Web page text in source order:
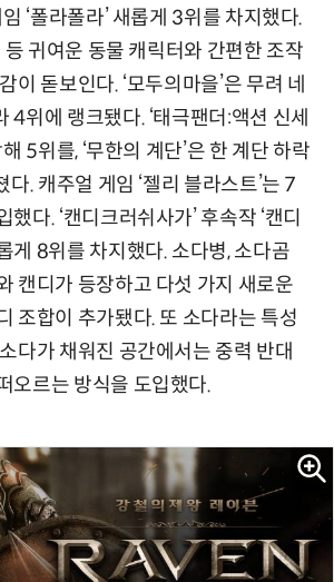
‘폴라폴라’ 새롭게 3위를 차지했다.
등 귀여운 동물 캐릭터와 간편한 조작
이 돋보인다. ‘모두의마을’은 무려 네
4위에 랭크됐다. ‘태극팬더:액션 신세
5위를, ‘무한의 계단’은 한 계단 하락
. 캐주얼 게임 ‘젤리 블라스트’는 7
다. ‘캔디크러쉬사가’ 후속작 ‘캔디
게 8위를 차지했다. 소다병, 소다곰
캔디가 등장하고 다섯 가지 새로운
조합이 추가됐다. 또 소다라는 특성
다가 채워진 공간에서는 중력 반대
오르는 방식을 도입했다.